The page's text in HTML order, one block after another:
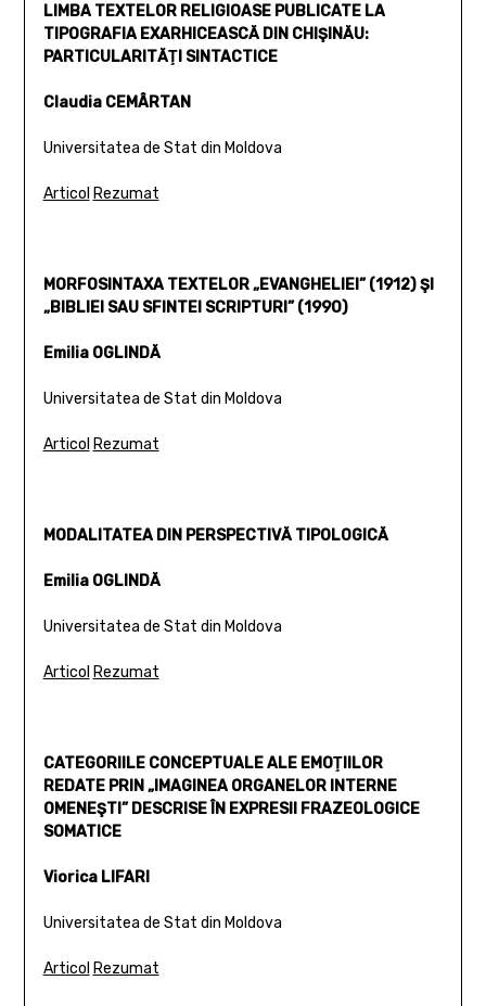
LIMBA TEXTELOR RELIGIOASE PUBLICATE LA
TIPOGRAFIA EXARHICEASCĂ DIN CHIŞINĂU:
PARTICULARITĂŢI SINTACTICE
Claudia CEMÂRTAN
Universitatea de Stat din Moldova
Articol Rezumat
MORFOSINTAXA TEXTELOR „EVANGHELIEI” (1912) ŞI
„BIBLIEI SAU SFINTEI SCRIPTURI” (1990)
Emilia OGLINDĂ
Universitatea de Stat din Moldova
Articol Rezumat
MODALITATEA DIN PERSPECTIVĂ TIPOLOGICĂ
Emilia OGLINDĂ
Universitatea de Stat din Moldova
Articol Rezumat
CATEGORIILE CONCEPTUALE ALE EMOŢIILOR
REDATE PRIN „IMAGINEA ORGANELOR INTERNE
OMENEŞTI” DESCRISE ÎN EXPRESII FRAZEOLOGICE
SOMATICE
Viorica LIFARI
Universitatea de Stat din Moldova
Articol Rezumat